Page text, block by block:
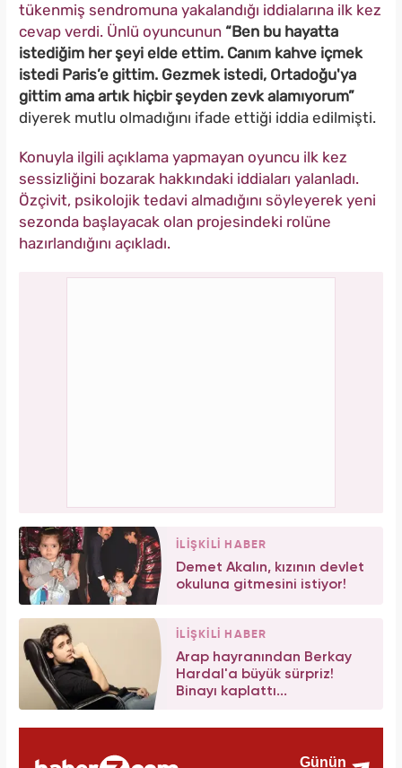
tükenmiş sendromuna yakalandığı iddialarına ilk kez
cevap verdi. Ünlü oyuncunun “Ben bu hayatta
istediğim her şeyi elde ettim. Canım kahve içmek
istedi Paris’e gittim. Gezmek istedi, Ortadoğu'ya
gittim ama artık hiçbir şeyden zevk alamıyorum”
diyerek mutlu olmadığını ifade ettiği iddia edilmişti.
Konuyla ilgili açıklama yapmayan oyuncu ilk kez
sessizliğini bozarak hakkındaki iddiaları yalanladı.
Özçivit, psikolojik tedavi almadığını söyleyerek yeni
sezonda başlayacak olan projesindeki rolüne
hazırlandığını açıkladı.
İLİŞKİLİ HABER
Demet Akalın, kızının devlet
okuluna gitmesini istiyor!
İLİŞKİLİ HABER
Arap hayranından Berkay
Hardal'a büyük sürpriz!
Binayı kaplattı...